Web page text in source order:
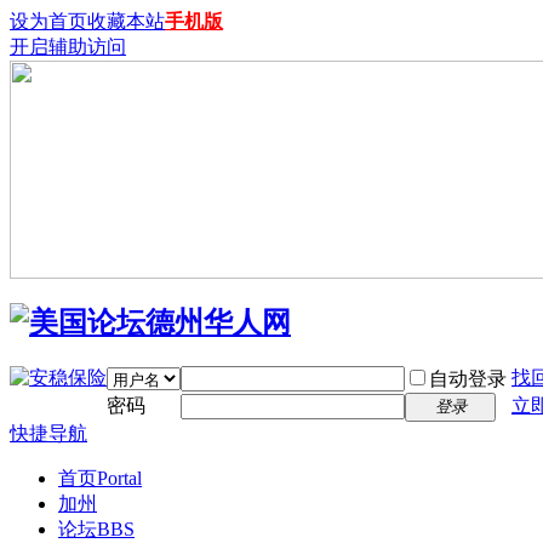
设为首页收藏本站手机版
开启辅助访问
自动登录 找
密码
登录
立
快捷导航
首页Portal
加州
论坛BBS